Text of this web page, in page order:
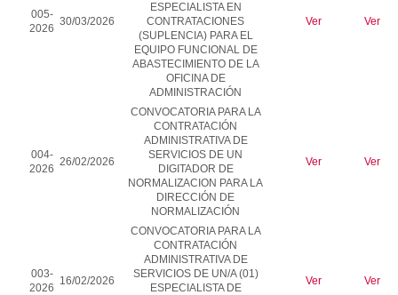
005-
2026
30/03/2026
ESPECIALISTA EN
CONTRATACIONES
(SUPLENCIA) PARA EL
EQUIPO FUNCIONAL DE
ABASTECIMIENTO DE LA
OFICINA DE
ADMINISTRACIÓN
Ver Ver
004-
2026
26/02/2026
CONVOCATORIA PARA LA
CONTRATACIÓN
ADMINISTRATIVA DE
SERVICIOS DE UN
DIGITADOR DE
NORMALIZACION PARA LA
DIRECCIÓN DE
NORMALIZACIÓN
Ver Ver
003-
2026
16/02/2026
CONVOCATORIA PARA LA
CONTRATACIÓN
ADMINISTRATIVA DE
SERVICIOS DE UN/A (01)
ESPECIALISTA DE
Ver Ver